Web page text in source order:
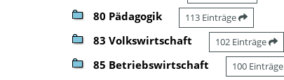
80 Pädagogik 113 Einträge
83 Volkswirtschaft 102 Einträge
85 Betriebswirtschaft 100 Einträge